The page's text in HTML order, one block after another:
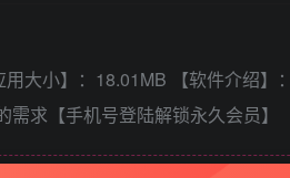
大小】：18.01MB 【软件介绍】
求【手机号登陆解锁永久会员】